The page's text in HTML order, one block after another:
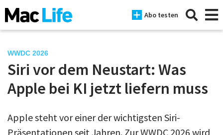
Abo testen
News
Mac
WWDC 2026
Siri vor dem Neustart: Was
Apple bei KI jetzt liefern muss
Apple steht vor einer der wichtigsten Siri-
Präsentationen seit Jahren. Zur WWDC 2026 wird